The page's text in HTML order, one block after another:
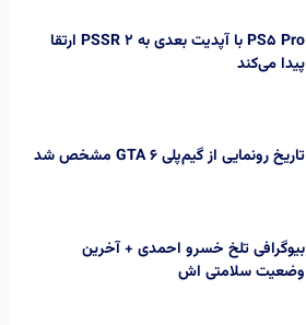
PS5 Pro با آپدیت بعدی به PSSR 2 ارتقا
پیدا می‌کند
تاریخ رونمایی از گیم‌پلی GTA 6 مشخص شد
بیوگرافی تلخ خسرو احمدی + آخرین
وضعیت سلامتی اش